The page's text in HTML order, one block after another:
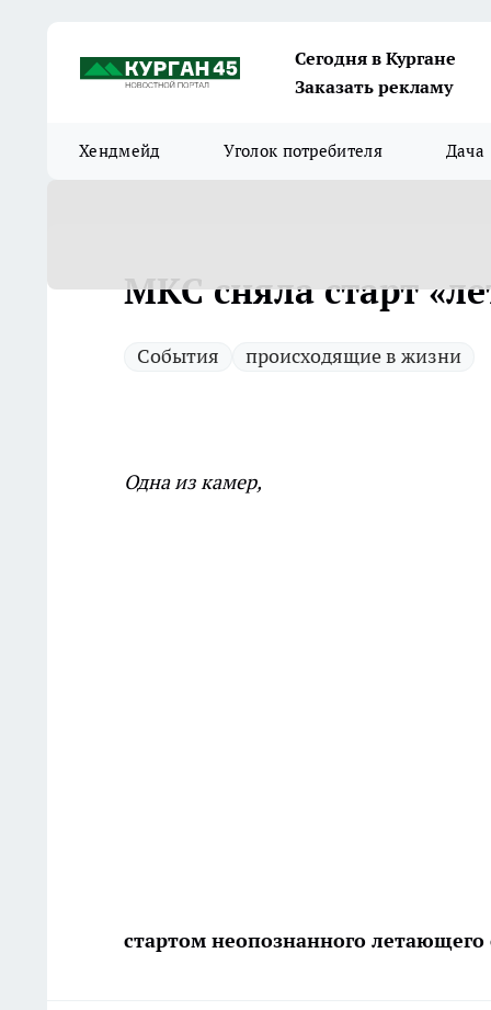
Сегодня в Кургане
Заказать рекламу
Хендмейд Уголок потребителя Дача
МКС сняла старт
Cобытия происходящие в жизни
Одна из камер,
стартом неопознанного